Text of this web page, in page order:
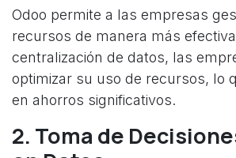
Odoo permite a las empresas
recursos de manera más
centralización de datos, las
optimizar su uso de recursos, lo
en ahorros significativos.
2. Toma de